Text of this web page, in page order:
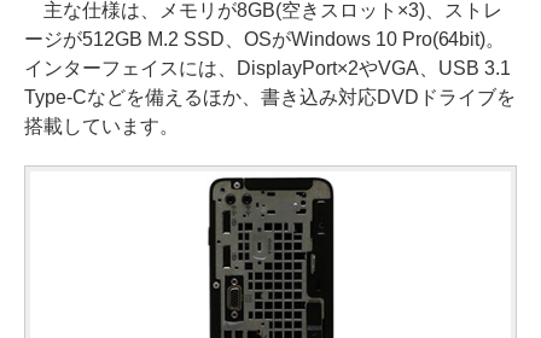
主な仕様は、メモリが8GB(空きスロット×3)、ストレ
ージが512GB M.2 SSD、OSがWindows 10 Pro(64bit)。
インターフェイスには、DisplayPort×2やVGA、USB 3.1
Type-Cなどを備えるほか、書き込み対応DVDドライブを
搭載しています。